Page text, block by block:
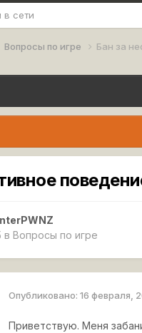
в сети
Вопросы по игре Бан за
в Вопросы по игре
Опубликовано:16 февраля,
Приветствую. Меня